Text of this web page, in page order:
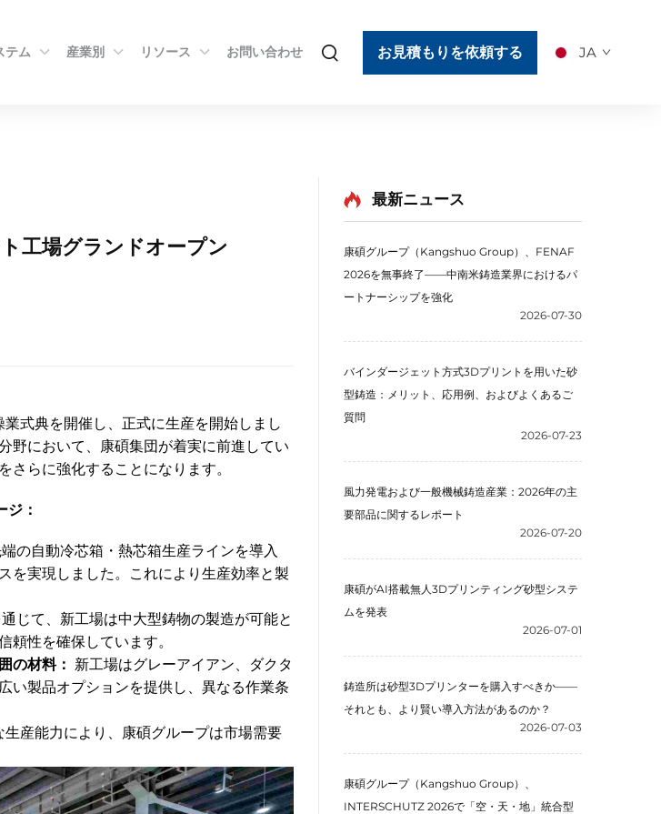
テム 産業別 リソース お問い合わせ お見積もりを依頼する JA
工場グランドオープン
式典を開催し、正式に生産を開始しまし
野において、康碩集団が着実に前進してい
らに強化することになります。
ジ：
の自動冷芯箱・熱芯箱生産ラインを導入
を実現しました。これにより生産効率と製
じて、新工場は中大型鋳物の製造が可能と
性を確保しています。
の材料： 新工場はグレーアイアン、ダクタ
い製品オプションを提供し、異なる作業条
産能力により、康碩グループは市場需要
最新ニュース
康碩グループ（Kangshuo Group）、FENAF
2026を無事終了――中南米鋳造業界におけるパ
ートナーシップを強化
2026-07-30
バインダージェット方式3Dプリントを用いた砂
型鋳造：メリット、応用例、およびよくあるご
質問
2026-07-23
風力発電および一般機械鋳造産業：2026年の主
要部品に関するレポート
2026-07-20
康碩がAI搭載無人3Dプリンティング砂型システ
ムを発表
2026-07-01
鋳造所は砂型3Dプリンターを購入すべきか——
それとも、より賢い導入方法があるのか？
2026-07-03
康碩グループ（Kangshuo Group）、
INTERSCHUTZ 2026で「空・天・地」統合型